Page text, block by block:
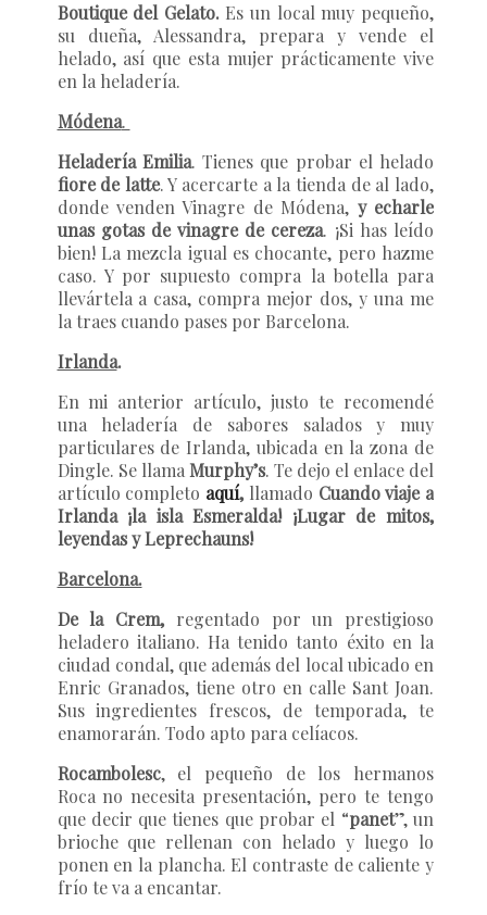
Boutique del Gelato.Es un local muy pequeño,
su dueña, Alessandra, prepara y vende el
helado, así que esta mujer prácticamente vive
en la heladería.
Módena.
Heladería Emilia. Tienes que probar el helado
fiore de latte. Y acercarte a la tienda de al lado,
donde venden Vinagre de Módena, y echarle
unas gotas de vinagre de cereza. ¡Si has leído
bien! La mezcla igual es chocante, pero hazme
caso. Y por supuesto compra la botella para
llevártela a casa, compra mejor dos, y una me
la traes cuando pases por Barcelona.
Irlanda.
En mi anterior artículo, justo te recomendé
una heladería de sabores salados y muy
particulares de Irlanda, ubicada en la zona de
Dingle. Se llamaMurphy’s. Te dejo el enlace del
artículo completo aquí, llamado Cuando viaje a
Irlanda ¡la isla Esmeralda! ¡Lugar de mitos,
leyendas y Leprechauns!
Barcelona.
De la Crem, regentado por un prestigioso
heladero italiano. Ha tenido tanto éxito en la
ciudad condal, que además del local ubicado en
Enric Granados, tiene otro en calle Sant Joan.
Sus ingredientes frescos, de temporada, te
enamorarán. Todo apto para celíacos.
Rocambolesc, el pequeño de los hermanos
Roca no necesita presentación, pero te tengo
que decir que tienes que probar el “panet”, un
brioche que rellenan con helado y luego lo
ponen en la plancha. El contraste de caliente y
frío te va a encantar.